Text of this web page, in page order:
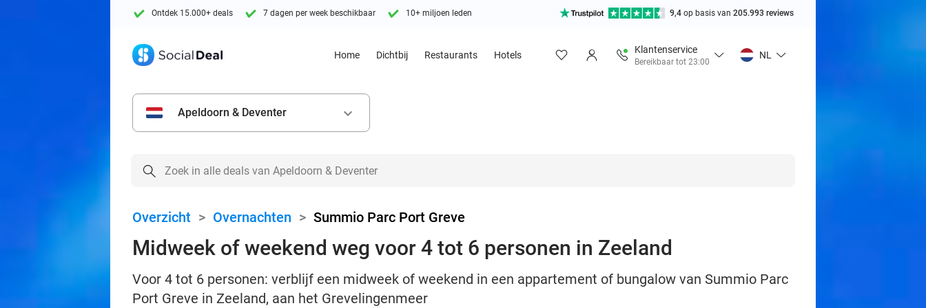
Ontdek 15.000+ deals 7 dagen per week beschikbaar 10+ miljoen leden 9,4 op basis van 205.993 reviews
Home Dichtbij Restaurants Hotels
Klantenservice
Bereikbaar tot 23:00
NL
Apeldoorn & Deventer keyboard_arrow_down
Overzicht > Overnachten > Summio Parc Port Greve
Midweek of weekend weg voor 4 tot 6 personen in Zeeland
Voor 4 tot 6 personen: verblijf een midweek of weekend in een appartement of bungalow van Summio Parc
Port Greve in Zeeland, aan het Grevelingenmeer